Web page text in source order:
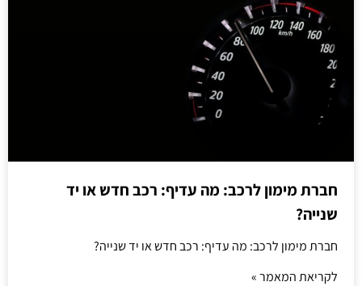
חברת מימון לרכב: מה עדיף: רכב חדש או יד
שנייה?
חברת מימון לרכב: מה עדיף: רכב חדש או יד שנייה?
לקריאת המאמר »